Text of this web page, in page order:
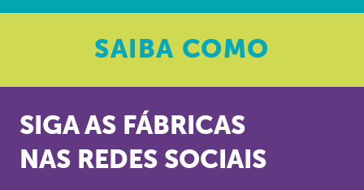
SAIBA COMO
SIGA AS FÁBRICAS
NAS REDES SOCIAIS